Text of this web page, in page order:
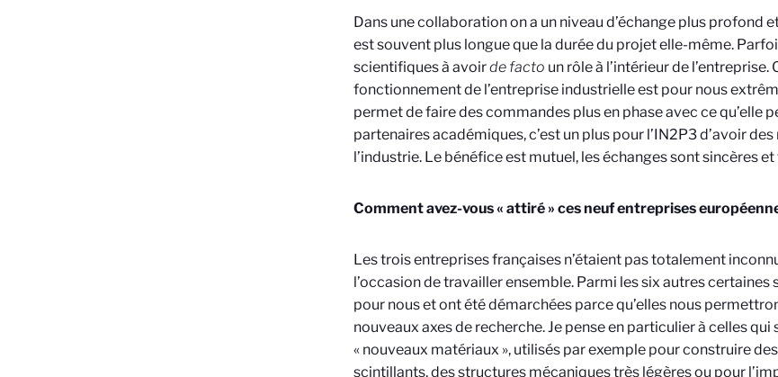
Dans une collaboration on a un niveau d’échange plus profond
est souvent plus longue que la durée du projet elle-même.
scientifiques à avoirde facto un rôle à l’intérieur de l’entreprise.
fonctionnement de l’entreprise industrielle est pour nous
permet de faire des commandes plus en phase avec ce qu’elle
partenaires académiques, c’est un plus pour l’IN2P3 d’avoir
l’industrie. Le bénéfice est mutuel, les échanges sont sincères
Comment avez-vous « attiré » ces neuf entreprises
Les trois entreprises françaises n’étaient pas totalement
l’occasion de travailler ensemble. Parmi les six autres
pour nous et ont été démarchées parce qu’elles nous
nouveaux axes de recherche. Je pense en particulier à celles
« nouveaux matériaux », utilisés par exemple pour construire
scintillants, des structures mécaniques très légères ou pour